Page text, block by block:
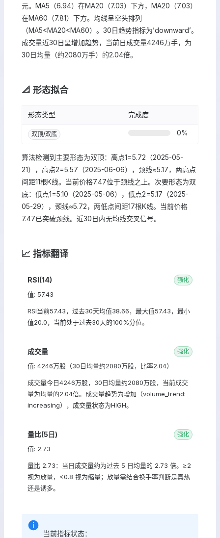
元。MA5（6.94）在MA20（7.03）下方，MA20（7.03）
在MA60（7.81）下方。均线呈空头排列
（MA5<MA20<MA60）。30日趋势指标为’downward’。
成交量近30日呈增加趋势，当前日成交量4246万手，为
30日均量（约2080万手）的2.04倍。
📐 形态拟合
形态类型 完成度
双顶/双底 0%
算法检测到主要形态为双顶：高点1=5.72（2025-05-
21），高点2=5.57（2025-06-06），颈线≈5.17，两高点
间距11根K线。当前价格7.47位于颈线之上。次要形态为双
底：低点1=5.10（2025-05-06），低点2=5.17（2025-
05-29），颈线≈5.72，两低点间距17根K线。当前价格
7.47已突破颈线。近30日内无均线交叉信号。
📈 指标翻译
RSI(14) 强化
值: 57.43
RSI当前57.43，过去30天均值38.66，最大值57.43，最小
值20.0，当前处于过去30天的100%分位。
成交量 强化
值: 4246万股（30日均量约2080万股，比率2.04）
成交量今日4246万股，30日均量约2080万股，当前成交
量为均量的2.04倍。成交量趋势为增加（volume_trend:
increasing），成交量状态为HIGH。
量比(5日) 强化
值: 2.73
量比 2.73：当日成交量约为过去 5 日均量的 2.73 倍。≥2
视为放量，<0.8 视为缩量；放量需结合换手率判断是真热
还是诱多。
当前指标状态：